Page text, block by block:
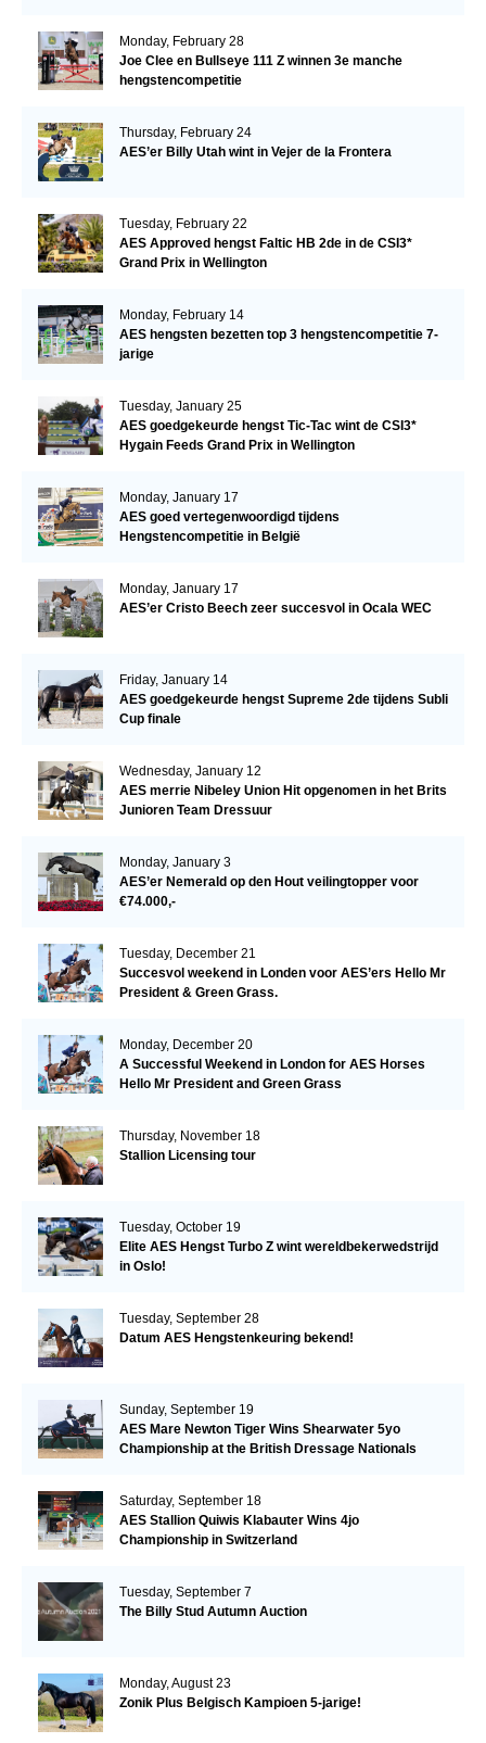
Monday, February 28
Joe Clee en Bullseye 111 Z winnen 3e manche
hengstencompetitie
Thursday, February 24
AES’er Billy Utah wint in Vejer de la Frontera
Tuesday, February 22
AES Approved hengst Faltic HB 2de in de CSI3*
Grand Prix in Wellington
Monday, February 14
AES hengsten bezetten top 3 hengstencompetitie 7-
jarige
Tuesday, January 25
AES goedgekeurde hengst Tic-Tac wint de CSI3*
Hygain Feeds Grand Prix in Wellington
Monday, January 17
AES goed vertegenwoordigd tijdens
Hengstencompetitie in België
Monday, January 17
AES’er Cristo Beech zeer succesvol in Ocala WEC
Friday, January 14
AES goedgekeurde hengst Supreme 2de tijdens Subli
Cup finale
Wednesday, January 12
AES merrie Nibeley Union Hit opgenomen in het Brits
Junioren Team Dressuur
Monday, January 3
AES’er Nemerald op den Hout veilingtopper voor
€74.000,-
Tuesday, December 21
Succesvol weekend in Londen voor AES’ers Hello Mr
President & Green Grass.
Monday, December 20
A Successful Weekend in London for AES Horses
Hello Mr President and Green Grass
Thursday, November 18
Stallion Licensing tour
Tuesday, October 19
Elite AES Hengst Turbo Z wint wereldbekerwedstrijd
in Oslo!
Tuesday, September 28
Datum AES Hengstenkeuring bekend!
Sunday, September 19
AES Mare Newton Tiger Wins Shearwater 5yo
Championship at the British Dressage Nationals
Saturday, September 18
AES Stallion Quiwis Klabauter Wins 4jo
Championship in Switzerland
Tuesday, September 7
The Billy Stud Autumn Auction
Monday, August 23
Zonik Plus Belgisch Kampioen 5-jarige!